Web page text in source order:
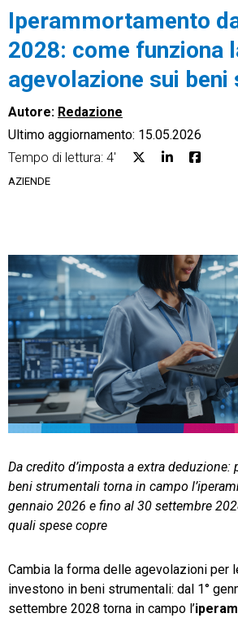
Ecommerce
Financial Solutions
HR
Trust Services
TeamSystem Corporate
Iperammortamento
2028: come funziona
agevolazione sui
Autore: Redazione
Ultimo aggiornamento: 15.05.2026
Tempo di lettura: 4'
AZIENDE
Da credito d’imposta a extra
beni strumentali torna in campo
gennaio 2026 e fino al 30 settembre
quali spese copre
Cambia la forma delle agevolazioni per
investono in beni strumentali: dal 1°
settembre 2028 torna in campo l’